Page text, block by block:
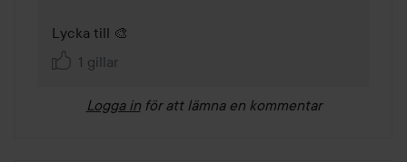
Lycka till 🎨
1 gillar
Logga in för att lämna en kommentar